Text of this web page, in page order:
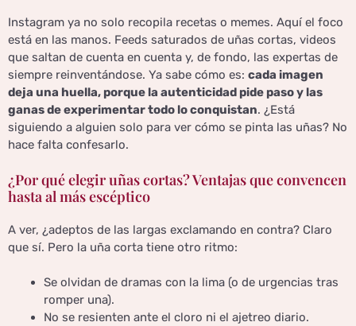
Instagram ya no solo recopila recetas o memes. Aquí el foco
está en las manos. Feeds saturados de uñas cortas, videos
que saltan de cuenta en cuenta y, de fondo, las expertas de
siempre reinventándose. Ya sabe cómo es: cada imagen
deja una huella, porque la autenticidad pide paso y las
ganas de experimentar todo lo conquistan. ¿Está
siguiendo a alguien solo para ver cómo se pinta las uñas? No
hace falta confesarlo.
¿Por qué elegir uñas cortas? Ventajas que convencen
hasta al más escéptico
A ver, ¿adeptos de las largas exclamando en contra? Claro
que sí. Pero la uña corta tiene otro ritmo:
Se olvidan de dramas con la lima (o de urgencias tras
romper una).
No se resienten ante el cloro ni el ajetreo diario.